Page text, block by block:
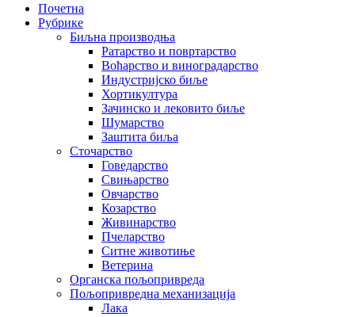
Почетна
Рубрике
Биљна производња
Ратарство и повртарство
Воћарство и виноградарство
Индустријско биље
Хортикултура
Зачинско и лековито биље
Шумарство
Заштита биља
Сточарство
Говедарство
Свињарство
Овчарство
Козарство
Живинарство
Пчеларство
Ситне животиње
Ветерина
Органска пољопривреда
Пољопривредна механизација
Лака